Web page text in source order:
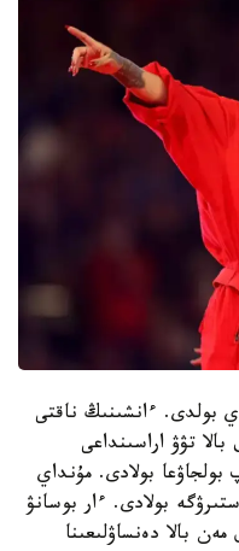
رياننانىڭ تۇڭعىش بالاسىنا 9 اي بولدى. ءانشىنىڭ ناقتى
تۋۋ اراسىنداعى
بولجاۋعا بولادى. مۇنداي
بولادى. ءار بوسانۋ
بالا دەنساۋلىعىنا